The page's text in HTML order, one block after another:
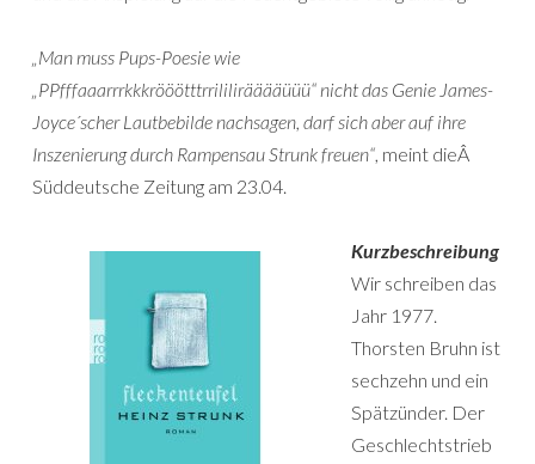
„Man muss Pups-Poesie wie
„PPfffaaarrrkkkrööötttrrililirääääüüü“ nicht das Genie James-
Joyce´scher Lautbebilde nachsagen, darf sich aber auf ihre
Inszenierung durch Rampensau Strunk freuen“, meint dieÂ
Süddeutsche Zeitung am 23.04.
Kurzbeschreibung
Wir schreiben das
Jahr 1977.
Thorsten Bruhn ist
sechzehn und ein
Spätzünder. Der
Geschlechtstrieb